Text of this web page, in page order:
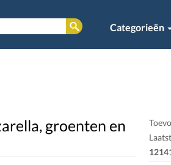
Categorieën
groenten en